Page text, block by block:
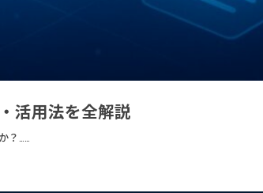
活用法を全解説
？……